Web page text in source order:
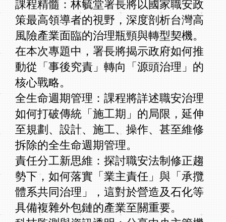
課程精髓：林毓堂署長將以國家職安政
策最高領導者的視野，深度剖析台灣高
風險產業面臨的治理瓶頸與轉型契機。
在本次專題中，署長將揭示政府如何推
動從「事後究責」轉向「源頭治理」的
核心戰略。
全生命週期管理：課程將詳述職安治理
如何打破傳統「施工期」的局限，延伸
至規劃、設計、施工、操作、甚至維修
拆除的全生命週期管理。
責任分工新思維：探討職安法制修正趨
勢下，如何落實「業主責任」與「承攬
體系共同治理」，這對於營造及石化等
具備複雜外包鏈的產業至關重要。